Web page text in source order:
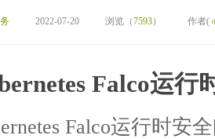
2022-07-20 浏览（7593） 作者(
Falco运行
Falco运行时安